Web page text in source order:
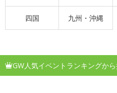
四国 九州・沖縄
GW人気イベントランキングから